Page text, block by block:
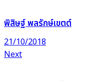
พิสิษฐ์ พลรักษ์เขตต์
21/10/2018
Next